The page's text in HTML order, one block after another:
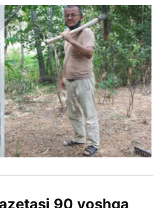
90 yoshga